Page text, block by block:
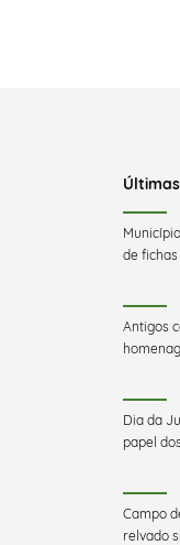
de fichas
Antigos
Dia da
papel
Campo
relvado